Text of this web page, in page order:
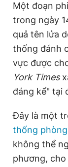
Tổng biên tập:
Phó tổng biên
Phó tổng biên
Phó tổng biên
Tổng thư ký tòa
Giấy phép xuất
© 2003-2026
chép dưới mọi
bản. Phát triển
Một đoạn
trong ngày
quả tên lửa
thống đánh
vực được
York Times
đáng kể" tại
Đây là một
thống
không thể
phương,